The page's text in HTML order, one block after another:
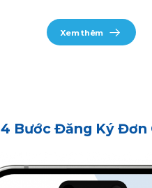
Xem thêm
4 Bước Đăng Ký Đơn